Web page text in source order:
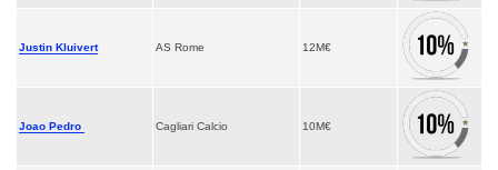
Justin Kluivert AS Rome 12M€
Joao Pedro Cagliari Calcio 10M€